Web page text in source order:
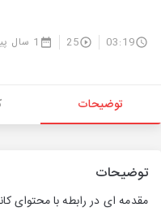
03:19
25 1 سال پیش
توضیحات
توضیحات
مقدمه ای در رابطه با محتوای